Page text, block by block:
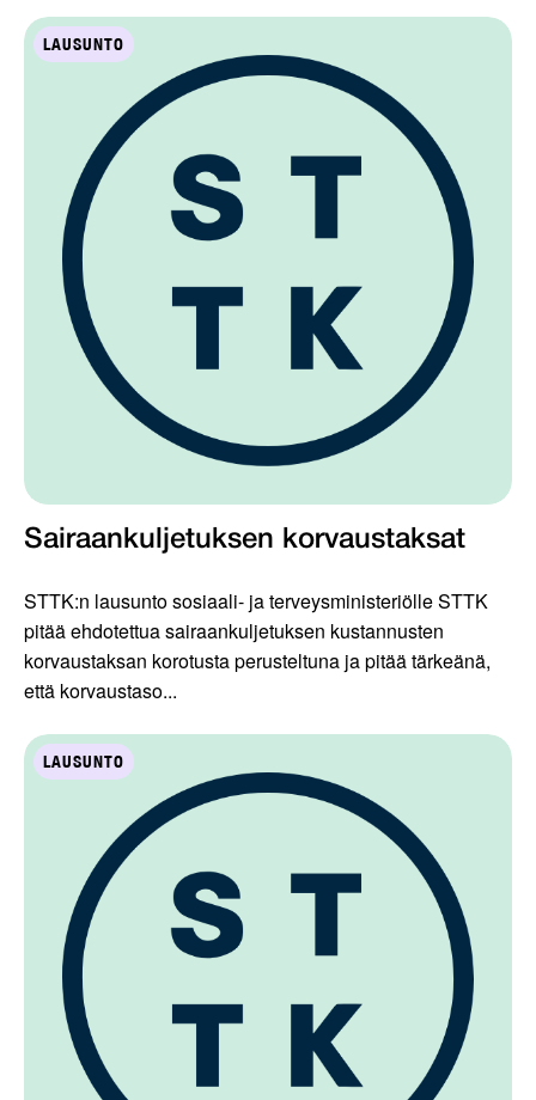
LAUSUNTO
Sairaankuljetuksen korvaustaksat
STTK:n lausunto sosiaali- ja terveysministeriölle STTK
pitää ehdotettua sairaankuljetuksen kustannusten
korvaustaksan korotusta perusteltuna ja pitää tärkeänä,
että korvaustaso...
LAUSUNTO